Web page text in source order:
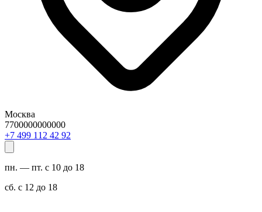
Москва
7700000000000
29 24 211 994 7+
пн. — пт. с 10 до 18
сб. с 12 до 18